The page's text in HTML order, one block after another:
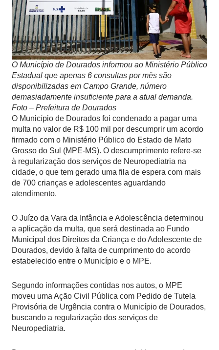
O Município de Dourados informou ao Ministério Público
Estadual que apenas 6 consultas por mês são
disponibilizadas em Campo Grande, número
demasiadamente insuficiente para a atual demanda.
Foto – Prefeitura de Dourados
O Município de Dourados foi condenado a pagar uma
multa no valor de R$ 100 mil por descumprir um acordo
firmado com o Ministério Público do Estado de Mato
Grosso do Sul (MPE-MS). O descumprimento refere-se
à regularização dos serviços de Neuropediatria na
cidade, o que tem gerado uma fila de espera com mais
de 700 crianças e adolescentes aguardando
atendimento.
O Juízo da Vara da Infância e Adolescência determinou
a aplicação da multa, que será destinada ao Fundo
Municipal dos Direitos da Criança e do Adolescente de
Dourados, devido à falta de cumprimento do acordo
estabelecido entre o Município e o MPE.
Segundo informações contidas nos autos, o MPE
moveu uma Ação Civil Pública com Pedido de Tutela
Provisória de Urgência contra o Município de Dourados,
buscando a regularização dos serviços de
Neuropediatria.